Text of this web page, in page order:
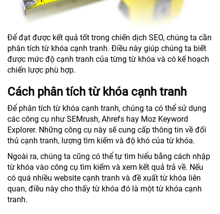
Để đạt được kết quả tốt trong chiến dịch SEO, chúng ta cần
phân tích từ khóa cạnh tranh. Điều này giúp chúng ta biết
được mức độ cạnh tranh của từng từ khóa và có kế hoạch
chiến lược phù hợp.
Cách phân tích từ khóa cạnh tranh
Để phân tích từ khóa cạnh tranh, chúng ta có thể sử dụng
các công cụ như SEMrush, Ahrefs hay Moz Keyword
Explorer. Những công cụ này sẽ cung cấp thông tin về đối
thủ cạnh tranh, lượng tìm kiếm và độ khó của từ khóa.
Ngoài ra, chúng ta cũng có thể tự tìm hiểu bằng cách nhập
từ khóa vào công cụ tìm kiếm và xem kết quả trả về. Nếu
có quá nhiều website cạnh tranh và đề xuất từ khóa liên
quan, điều này cho thấy từ khóa đó là một từ khóa cạnh
tranh.